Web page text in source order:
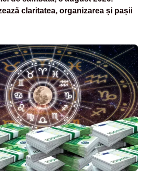
claritatea, organizarea și pașii